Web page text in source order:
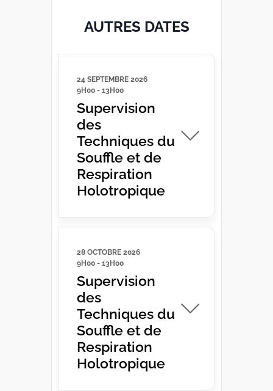
AUTRES DATES
24 SEPTEMBRE 2026
9H00 - 13H00
Supervision
des
Techniques du
Souffle et de
Respiration
Holotropique
28 OCTOBRE 2026
9H00 - 13H00
Supervision
des
Techniques du
Souffle et de
Respiration
Holotropique